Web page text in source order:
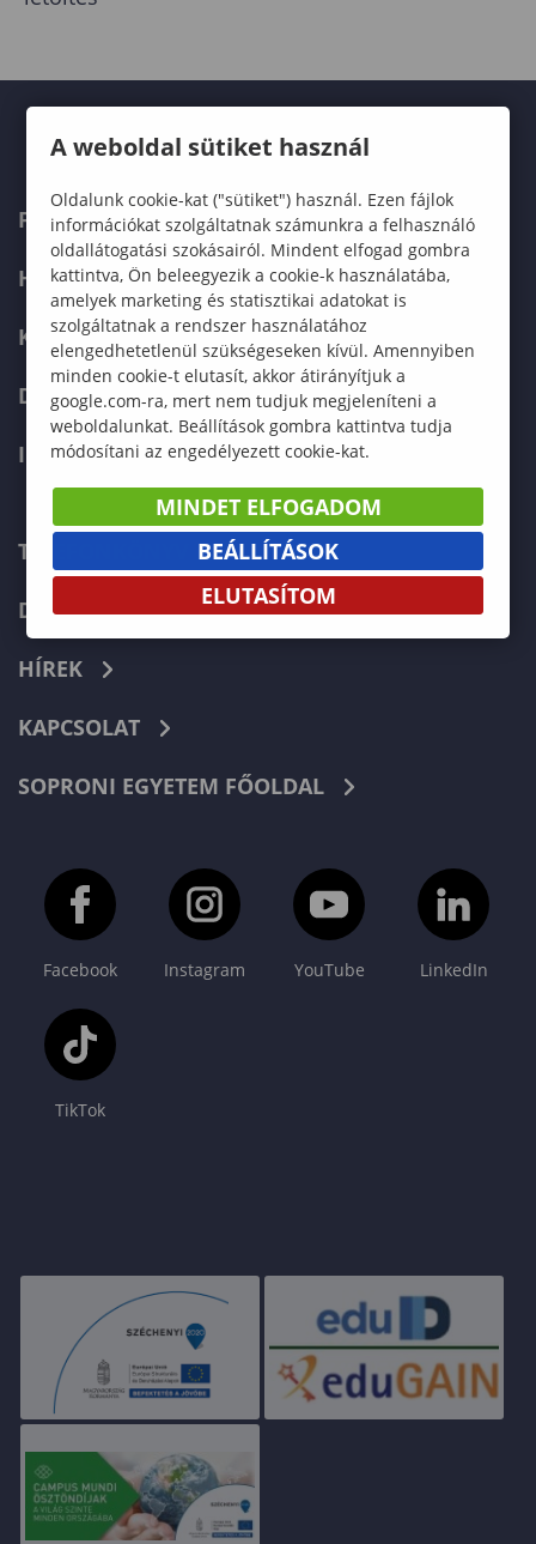
FELVÉTELIZŐKNEK
HALLGATÓKNAK
KÉPZÉSEK
DOKTORI ISKOLA
INTERNATIONAL
TELEFONKÖNYV
DOKUMENTUMOK
HÍREK
KAPCSOLAT
SOPRONI EGYETEM FŐOLDAL
Facebook Instagram YouTube LinkedIn
TikTok
A weboldal sütiket használ
Oldalunk cookie-kat ("sütiket") használ. Ezen fájlok
információkat szolgáltatnak számunkra a felhasználó
oldallátogatási szokásairól. Mindent elfogad gombra
kattintva, Ön beleegyezik a cookie-k használatába,
amelyek marketing és statisztikai adatokat is
szolgáltatnak a rendszer használatához
elengedhetetlenül szükségeseken kívül. Amennyiben
minden cookie-t elutasít, akkor átirányítjuk a
google.com-ra, mert nem tudjuk megjeleníteni a
weboldalunkat. Beállítások gombra kattintva tudja
módosítani az engedélyezett cookie-kat.
MINDET ELFOGADOM
BEÁLLÍTÁSOK
ELUTASÍTOM